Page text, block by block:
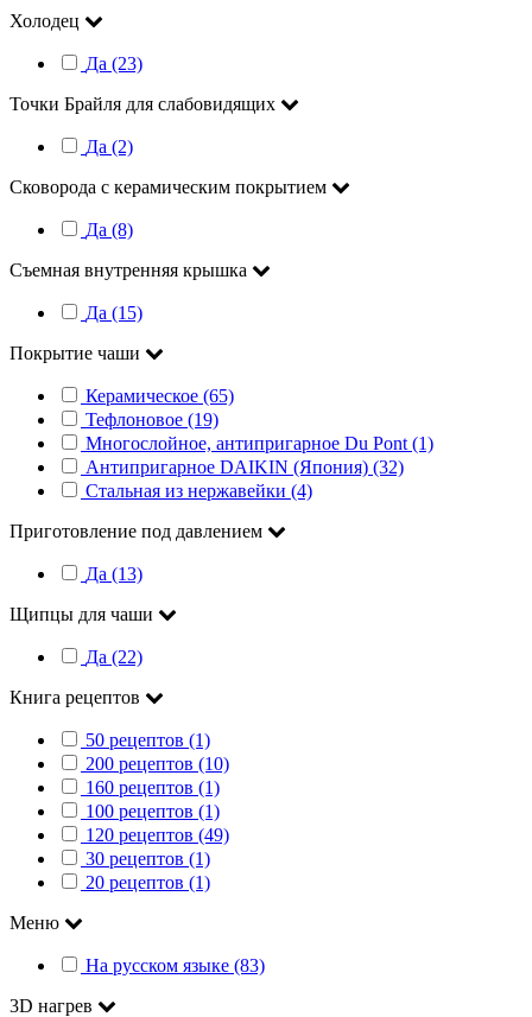
Холодец
Да (23)
Точки Брайля для слабовидящих
Да (2)
Сковорода с керамическим покрытием
Да (8)
Съемная внутренняя крышка
Да (15)
Покрытие чаши
Керамическое (65)
Тефлоновое (19)
Многослойное, антипригарное Du Pont (1)
Антипригарное DAIKIN (Япония) (32)
Стальная из нержавейки (4)
Приготовление под давлением
Да (13)
Щипцы для чаши
Да (22)
Книга рецептов
50 рецептов (1)
200 рецептов (10)
160 рецептов (1)
100 рецептов (1)
120 рецептов (49)
30 рецептов (1)
20 рецептов (1)
Меню
На русском языке (83)
3D нагрев